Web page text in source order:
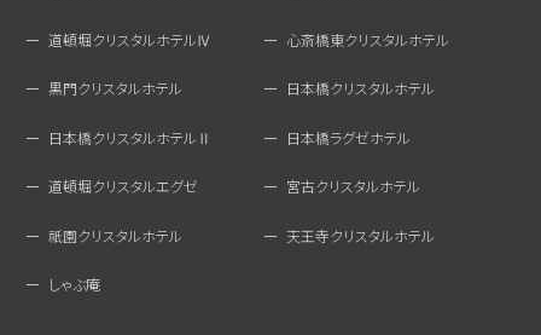
道頓堀クリスタルホテルⅣ 心斎橋東クリスタルホテル
黒門クリスタルホテル 日本橋クリスタルホテル
日本橋クリスタルホテルⅡ 日本橋ラグゼホテル
道頓堀クリスタルエグゼ 宮古クリスタルホテル
祇園クリスタルホテル 天王寺クリスタルホテル
しゃぶ庵